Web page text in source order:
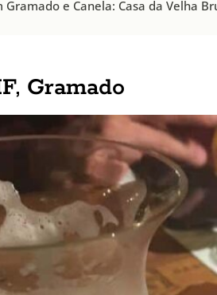
Gramado e Canela: Casa da Velha
Gramado